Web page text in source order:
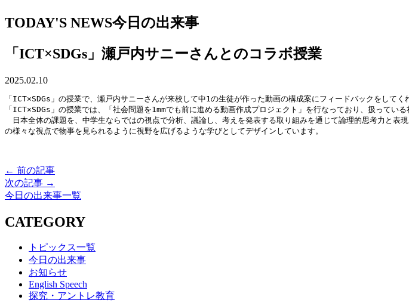
TODAY'S NEWS今日の出来事
「ICT×SDGs」瀬戸内サニーさんとのコラボ授業
2025.02.10
「ICT×SDGs」の授業で、瀬戸内サニーさんが来校して中1の生徒が作った動画の構成案にフィードバックをしてく
「ICT×SDGs」の授業では、「社会問題を1mmでも前に進める動画作成プロジェクト」を行なっており、扱ってい
日本全体の課題を、中学生ならではの視点で分析、議論し、考えを発表する取り組みを通じて論理的思考力と
の様々な視点で物事を見られるように視野を広げるような学びとしてデザインしています。
← 前の記事
次の記事 →
今日の出来事一覧
CATEGORY
トピックス一覧
今日の出来事
お知らせ
English Speech
探究・アントレ教育